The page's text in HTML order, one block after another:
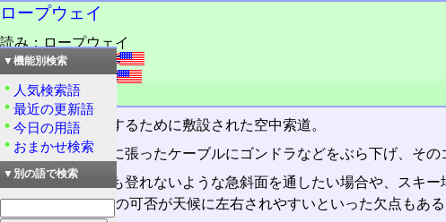
ロープウェイ
読み：ロープウェイ
外語：ropeway
発音：róupwèi
品詞：名詞
主に貨物を運搬するために敷設された空中索道。
日本では、空中に張ったケーブルにゴンドラなどをぶら下げ、そ
ケーブルカー
でも登れないような急斜面を通したい場合や、スキ
は運べない、運転の可否が天候に左右されやすいといった欠点もある
▼機能別検索
人気検索語
最近の更新語
今日の用語
おまかせ検索
▼別の語で検索